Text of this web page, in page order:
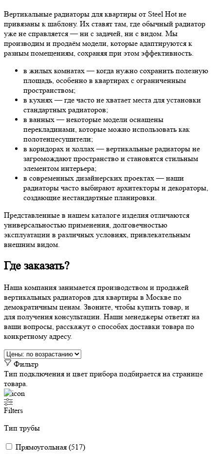
Вертикальные радиаторы для квартиры от Steel Hot не
привязаны к шаблону. Их ставят там, где обычный радиатор
уже не справляется — ни с задачей, ни с видом. Мы
производим и продаём модели, которые адаптируются к
разным помещениям, сохраняя при этом эффективность.
в жилых комнатах — когда нужно сохранить полезную
площадь, особенно в квартирах с ограниченным
пространством;
в кухнях — где часто не хватает места для установки
стандартных радиаторов;
в ванных — некоторые модели оснащены
перекладинами, которые можно использовать как
полотенцесушители;
в коридорах и холлах — вертикальные радиаторы не
загромождают пространство и становятся стильным
элементом интерьера;
в современных дизайнерских проектах — наши
радиаторы часто выбирают архитекторы и декораторы,
создающие нестандартные планировки.
Представленные в нашем каталоге изделия отличаются
универсальностью применения, долговечностью
эксплуатации в различных условиях, привлекательным
внешним видом.
Где заказать?
Наша компания занимается производством и продажей
вертикальных радиаторов для квартиры в Москве по
демократичным ценам. Звоните, чтобы купить товар, и
для получения консультации. Наши менеджеры ответят на
ваши вопросы, расскажут о способах доставки товара по
конкретному адресу.
Фильтр
Тип подключения и цвет прибора подбирается на странице
товара.
Filters
Тип трубы
Прямоугольная (517)